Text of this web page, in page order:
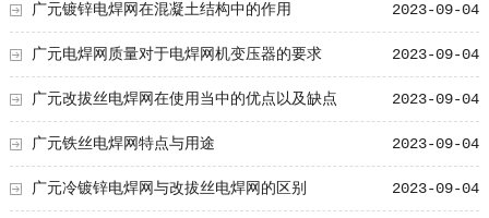
2023-09-04
广元镀锌电焊网在混凝土结构中的作用
2023-09-04
广元电焊网质量对于电焊网机变压器的要求
2023-09-04
广元改拔丝电焊网在使用当中的优点以及缺点
2023-09-04
广元铁丝电焊网特点与用途
2023-09-04
广元冷镀锌电焊网与改拔丝电焊网的区别